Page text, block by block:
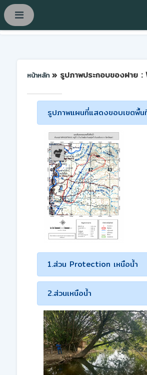
หน้าหลัก » รูปภาพประกอบของฝาย :
รูปภาพแผนที่แสดงขอบเขตพื้น
1.ส่วน Protection เหนือน้ำ
2.ส่วนเหนือน้ำ